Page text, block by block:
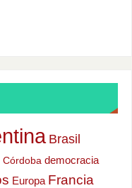
Brasil
Córdoba democracia
Europa Francia